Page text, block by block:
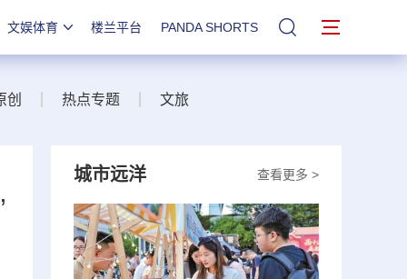
文娱体育 楼兰平台 PANDA SHORTS 站内搜索
创 热点专题 文旅
查看更多 >
城市远洋